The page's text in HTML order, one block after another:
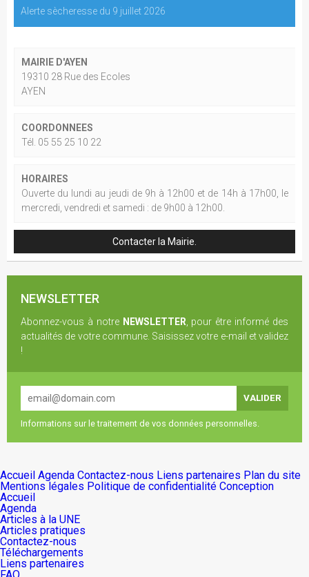
Alerte sècheresse du 9 juillet 2026
MAIRIE D'AYEN
19310 28 Rue des Ecoles
AYEN
COORDONNEES
Tél. 05 55 25 10 22
HORAIRES
Ouverte du lundi au jeudi de 9h à 12h00 et de 14h à 17h00, le
mercredi, vendredi et samedi : de 9h00 à 12h00.
Contacter la Mairie.
NEWSLETTER
Abonnez-vous à notre NEWSLETTER, pour être informé des
actualités de votre commune. Saisissez votre e-mail et validez
!
Informations sur le traitement de vos données personnelles.
Accueil Agenda Contactez-nous Liens partenaires Plan du site
Mentions légales Politique de confidentialité Conception
Accueil
Agenda
Articles à la UNE
Articles pratiques
Contactez-nous
Téléchargements
Liens partenaires